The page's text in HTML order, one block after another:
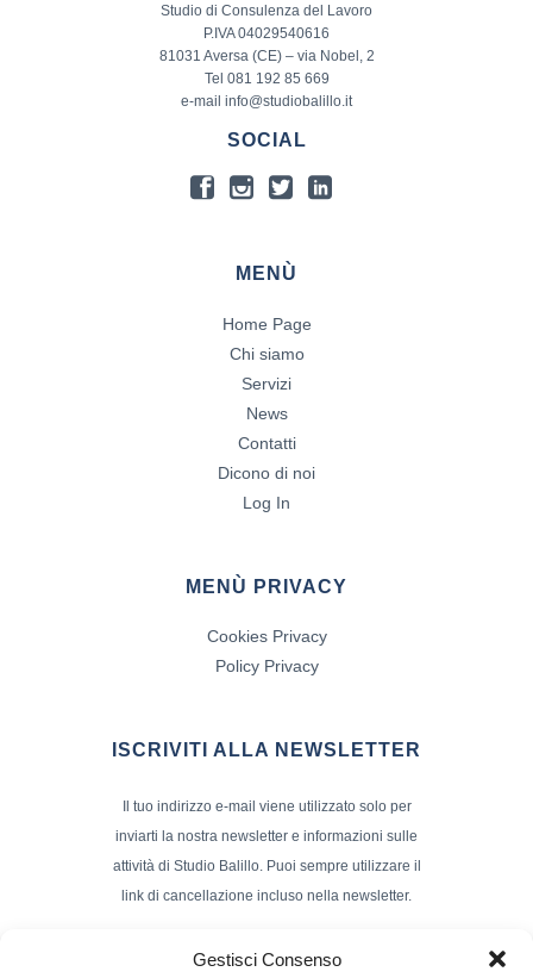
Gestisci Consenso
Studio di Consulenza del Lavoro
P.IVA 04029540616
81031 Aversa (CE) – via Nobel, 2
Tel 081 192 85 669
e-mail info@studiobalillo.it
SOCIAL
MENÙ
Home Page
Chi siamo
Servizi
News
Contatti
Dicono di noi
Log In
MENÙ PRIVACY
Cookies Privacy
Policy Privacy
ISCRIVITI ALLA NEWSLETTER
Il tuo indirizzo e-mail viene utilizzato solo per
inviarti la nostra newsletter e informazioni sulle
attività di Studio Balillo. Puoi sempre utilizzare il
link di cancellazione incluso nella newsletter.